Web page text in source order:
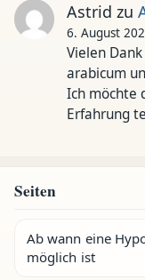
Astrid zu
6. August
Vielen
arabicum
Ich möchte
Erfahrung
Seiten
Ab wann eine
möglich ist